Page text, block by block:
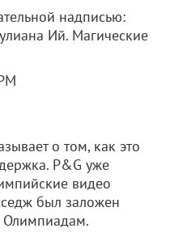
надписью:
Ий. Магические
о том, как это
P&G уже
видео
был заложен
Олимпиадам.